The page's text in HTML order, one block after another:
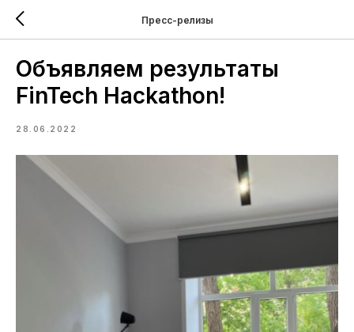
Пресс-релизы
Объявляем результаты
FinTech Hackathon!
28.06.2022